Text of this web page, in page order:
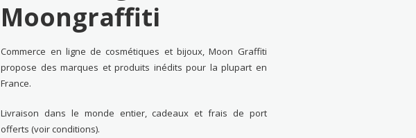
Moongraffiti
Commerce en ligne de cosmétiques et bijoux, Moon Graffiti
propose des marques et produits inédits pour la plupart en
France.
Livraison dans le monde entier, cadeaux et frais de port
offerts (voir conditions).